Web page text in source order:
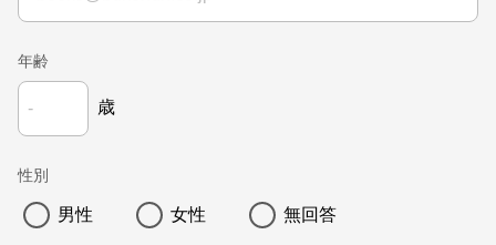
年齢
歳
性別
男性 女性 無回答